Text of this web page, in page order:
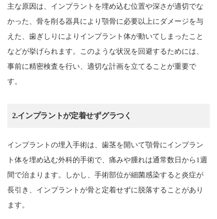
主な原因は、インプラントを埋め込む位置や深さが適切でな
かった、骨を削る器具により顎骨に必要以上にダメージを与
えた、歯ぎしりによりインプラント体が動いてしまったこと
などが挙げられます。このような状況を回避するためには、
事前に精密検査を行い、適切な計画を立てることが重要で
す。
2.インプラントが定着せずグラつく
インプラントの埋入手術は、歯茎を開いて顎骨にインプラン
ト体を埋め込む外科的手術で、痛みや腫れは通常数日から1週
間で治まります。しかし、手術部位が細菌感染すると炎症が
長引き、インプラントが骨と定着せずに脱落することがあり
ます。